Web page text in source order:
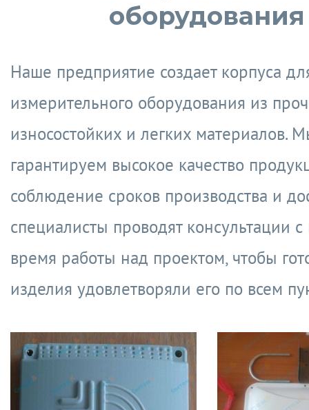
оборудования
Наше предприятие создает корпуса
измерительного оборудования из
износостойких и легких материалов.
гарантируем высокое качество
соблюдение сроков производства и
специалисты проводят консультации
время работы над проектом, чтобы
изделия удовлетворяли его по всем